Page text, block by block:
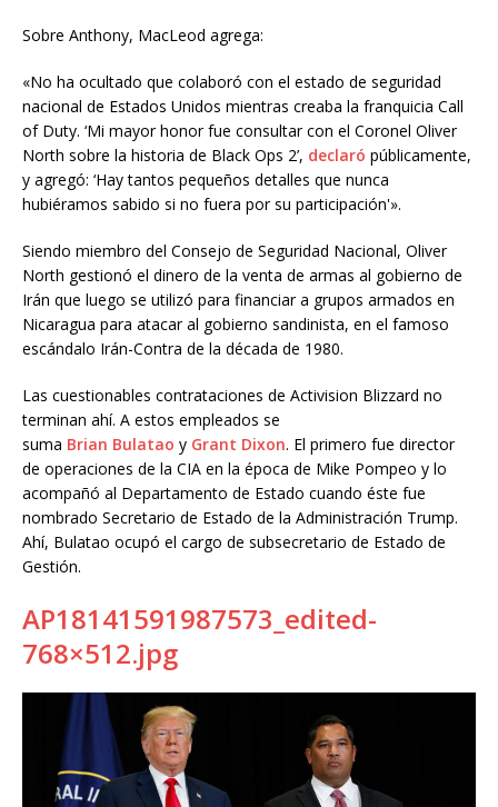
Sobre Anthony, MacLeod agrega:
«No ha ocultado que colaboró ​​con el estado de seguridad
nacional de Estados Unidos mientras creaba la franquicia Call
of Duty. ‘Mi mayor honor fue consultar con el Coronel Oliver
North sobre la historia de Black Ops 2’, declaró públicamente,
y agregó: ‘Hay tantos pequeños detalles que nunca
hubiéramos sabido si no fuera por su participación'».
Siendo miembro del Consejo de Seguridad Nacional, Oliver
North gestionó el dinero de la venta de armas al gobierno de
Irán que luego se utilizó para financiar a grupos armados en
Nicaragua para atacar al gobierno sandinista, en el famoso
escándalo Irán-Contra de la década de 1980.
Las cuestionables contrataciones de Activision Blizzard no
terminan ahí. A estos empleados se
suma Brian Bulatao y Grant Dixon. El primero fue director
de operaciones de la CIA en la época de Mike Pompeo y lo
acompañó al Departamento de Estado cuando éste fue
nombrado Secretario de Estado de la Administración Trump.
Ahí, Bulatao ocupó el cargo de subsecretario de Estado de
Gestión.
AP18141591987573_edited-
768×512.jpg